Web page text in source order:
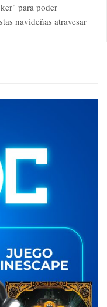
para poder
navideñas atravesar